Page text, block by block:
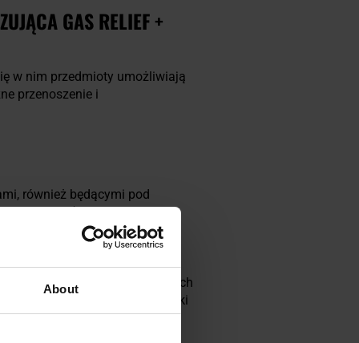
About
GAS RELIEF +
w nim przedmioty umożliwiają
przenoszenie i
również będącymi pod
13,3% MC (Major
do pojemników z gazem
widzenia oczu porażonych
pokrowcu na rękawiczki